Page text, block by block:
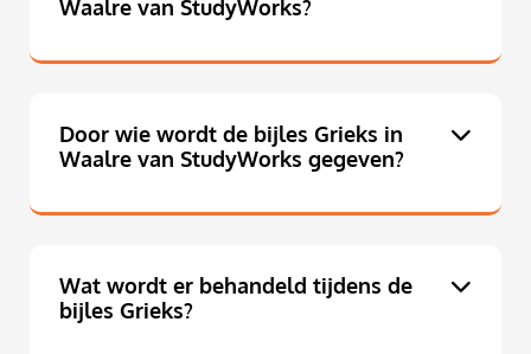
Waalre van StudyWorks?
Door wie wordt de bijles Grieks in
Waalre van StudyWorks gegeven?
Wat wordt er behandeld tijdens de
bijles Grieks?